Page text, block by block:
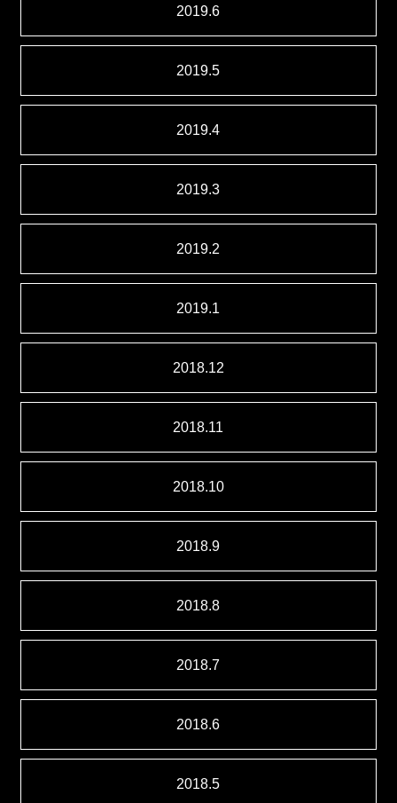
2019.6
2019.5
2019.4
2019.3
2019.2
2019.1
2018.12
2018.11
2018.10
2018.9
2018.8
2018.7
2018.6
2018.5